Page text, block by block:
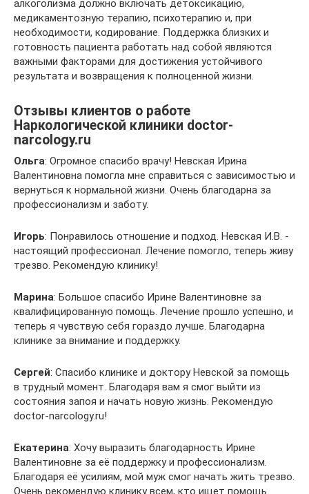
алкоголизма должно включать детоксикацию,
медикаментозную терапию, психотерапию и, при
необходимости, кодирование. Поддержка близких и
готовность пациента работать над собой являются
важными факторами для достижения устойчивого
результата и возвращения к полноценной жизни.
Отзывы клиентов о работе
Наркологической клиники doctor-
narcology.ru
Ольга: Огромное спасибо врачу! Невская Ирина
Валентиновна помогла мне справиться с зависимостью и
вернуться к нормальной жизни. Очень благодарна за
профессионализм и заботу.
Игорь: Понравилось отношение и подход. Невская И.В. -
настоящий профессионал. Лечение помогло, теперь живу
трезво. Рекомендую клинику!
Марина: Большое спасибо Ирине Валентиновне за
квалифицированную помощь. Лечение прошло успешно, и
теперь я чувствую себя гораздо лучше. Благодарна
клинике за внимание и поддержку.
Сергей: Спасибо клинике и доктору Невской за помощь
в трудный момент. Благодаря вам я смог выйти из
состояния запоя и начать новую жизнь. Рекомендую
doctor-narcology.ru!
Екатерина: Хочу выразить благодарность Ирине
Валентиновне за её поддержку и профессионализм.
Благодаря её усилиям, мой муж смог начать жить трезво.
Очень рекомендую клинику всем, кто ищет помощь.